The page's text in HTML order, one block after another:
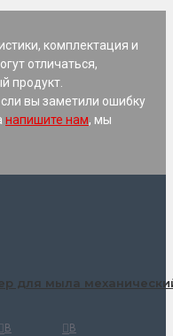
комплектация и
отличаться,
продукт.
вы заметили ошибку
напишите нам, мы
для мыла
В
В